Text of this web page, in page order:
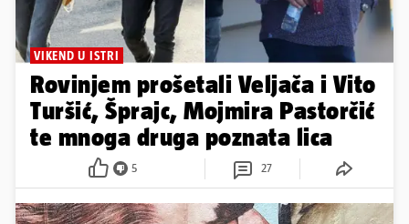
VIKEND U ISTRI
Rovinjem prošetali Veljača i Vito
Turšić, Šprajc, Mojmira Pastorčić
te mnoga druga poznata lica
5 27